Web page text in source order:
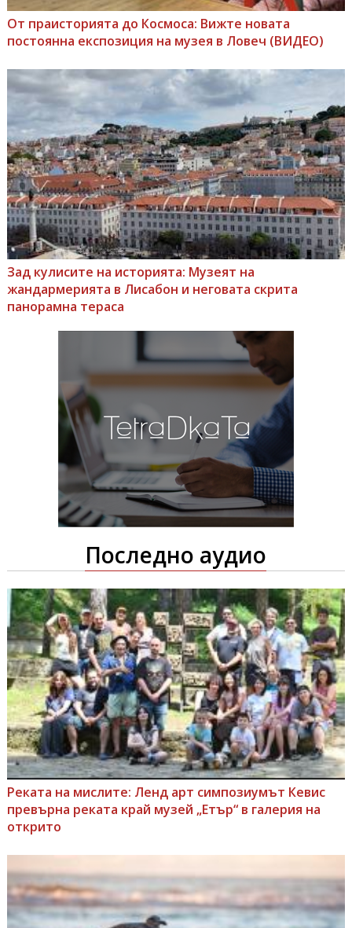
От праисторията до Космоса: Вижте новата
постоянна експозиция на музея в Ловеч (ВИДЕО)
Зад кулисите на историята: Музеят на
жандармерията в Лисабон и неговата скрита
панорамна тераса
Последно аудио
Реката на мислите: Ленд арт симпозиумът Кевис
превърна реката край музей „Етър“ в галерия на
открито